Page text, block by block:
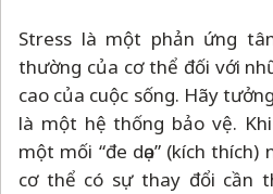
Stress là một phản ứng
thường của cơ thể đối với
cao của cuộc sống. Hãy
là một hệ thống bảo vệ.
một mối “đe dọa” (kích
cơ thể có sự thay đổi cần